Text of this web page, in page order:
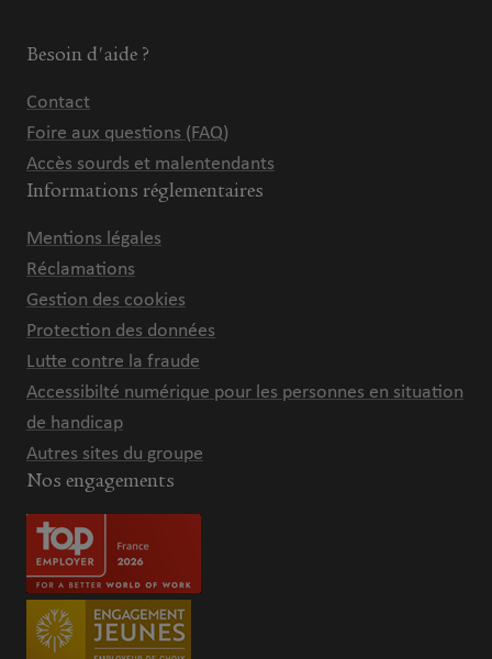
Besoin d'aide ?
Contact
Foire aux questions (FAQ)
Accès sourds et malentendants
Informations réglementaires
Mentions légales
Réclamations
Gestion des cookies
Protection des données
Lutte contre la fraude
Accessibilté numérique pour les personnes en situation
de handicap
Autres sites du groupe
Nos engagements